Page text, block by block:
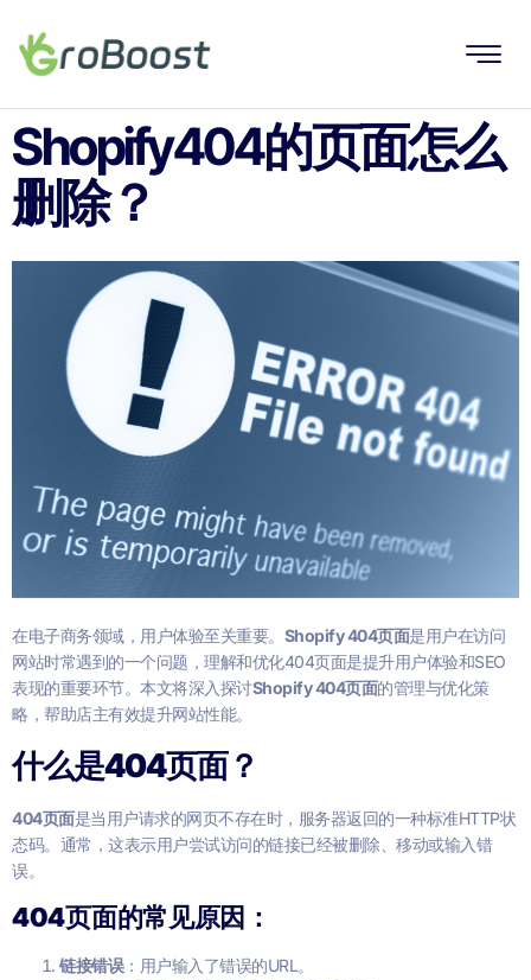
Shopify404的页面怎么
删除？
在电子商务领域，用户体验至关重要。 Shopify 404页面是用户在访问
网站时常遇到的一个问题，理解和优化404页面是提升用户体验和SEO
表现的重要环节。本文将深入探讨Shopify 404页面的管理与优化策
略，帮助店主有效提升网站性能。
什么是404页面？
404页面是当用户请求的网页不存在时，服务器返回的一种标准HTTP状
态码。通常，这表示用户尝试访问的链接已经被删除、移动或输入错
误。
404页面的常见原因：
链接错误：用户输入了错误的URL。